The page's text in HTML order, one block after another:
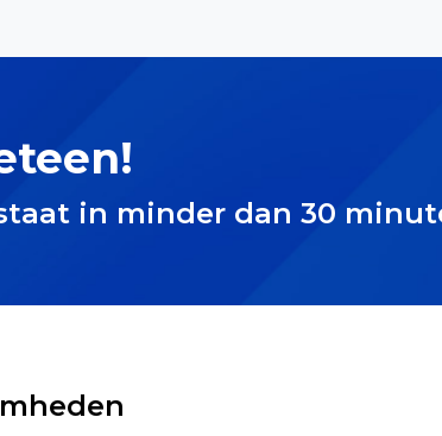
in minder dan 30